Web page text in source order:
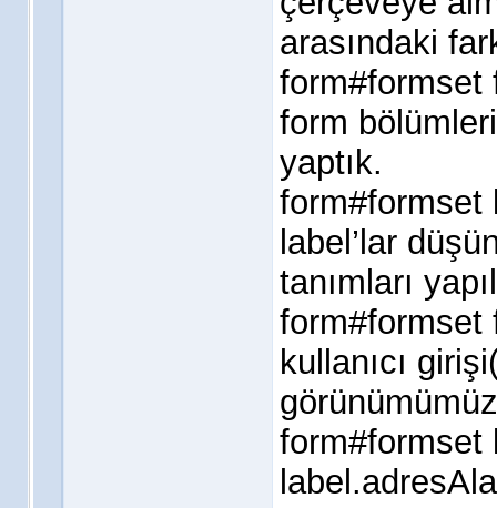
arasındaki
form#formset
form
yaptık.
form#formset
label’lar
tanımları
form#formset
kullanıcı
form#formset